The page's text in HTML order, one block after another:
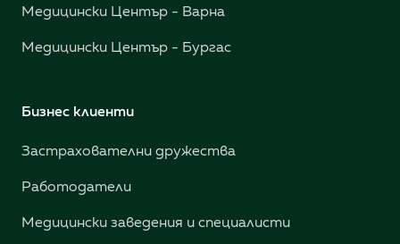
Медицински Център - Варна
Медицински Център - Бургас
Бизнес клиенти
Застрахователни дружества
Работодатели
Медицински заведения и специалисти